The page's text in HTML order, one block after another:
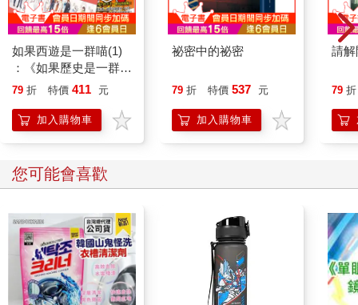
如果西遊是一群喵(1)
：《如果歷史是一群
喵》作者最新力作，附
79 折 特價 411 元
加入購物車
祕密中的祕密
79 折 特價 537 元
加入購物車
請解
79 折
您可能會喜歡